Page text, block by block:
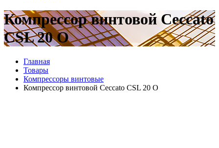
Компрессор винтовой Ceccato
CSL 20 O
Главная
Товары
Компрессоры винтовые
Компрессор винтовой Ceccato CSL 20 O